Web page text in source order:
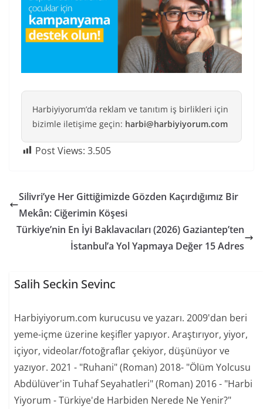
Harbiyiyorum’da reklam ve tanıtım iş birlikleri için
bizimle iletişime geçin: harbi@harbiyiyorum.com
Post Views: 3.505
Silivri’ye Her Gittiğimizde Gözden Kaçırdığımız Bir
Mekân: Ciğerimin Köşesi
Türkiye’nin En İyi Baklavacıları (2026) Gaziantep’ten
İstanbul’a Yol Yapmaya Değer 15 Adres
Salih Seckin Sevinc
Harbiyiyorum.com kurucusu ve yazarı. 2009'dan beri
yeme-içme üzerine keşifler yapıyor. Araştırıyor, yiyor,
içiyor, videolar/fotoğraflar çekiyor, düşünüyor ve
yazıyor. 2021 - "Ruhani" (Roman) 2018- "Ölüm Yolcusu
Abdülüver'in Tuhaf Seyahatleri" (Roman) 2016 - "Harbi
Yiyorum - Türkiye'de Harbiden Nerede Ne Yenir?"